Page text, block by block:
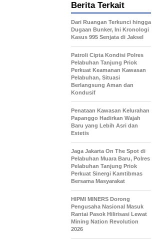
Berita Terkait
Dari Ruangan Terkunci hingga
Dugaan Bunker, Ini Kronologi
Kasus 995 Senjata di Jaksel
Patroli Cipta Kondisi Polres
Pelabuhan Tanjung Priok
Perkuat Keamanan Kawasan
Pelabuhan, Situasi
Berlangsung Aman dan
Kondusif
Penataan Kawasan Kelurahan
Papanggo Hadirkan Wajah
Baru yang Lebih Asri dan
Estetis
Jaga Jakarta On The Spot di
Pelabuhan Muara Baru, Polres
Pelabuhan Tanjung Priok
Perkuat Sinergi Kamtibmas
Bersama Masyarakat
HIPMI MINERS Dorong
Pengusaha Nasional Masuk
Rantai Pasok Hilirisasi Lewat
Mining Nation Revolution
2026